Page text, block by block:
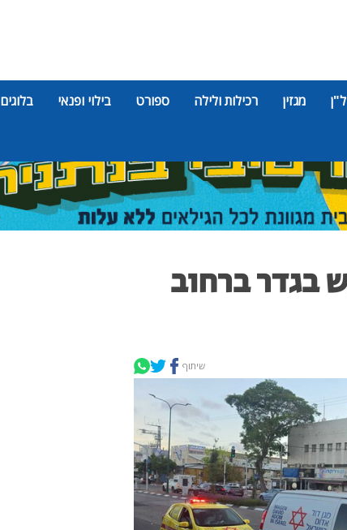
מגזין רכילות ולילה ספורט בילוי ופנאי בלוגים
בגדר ברחוב
שיתוף